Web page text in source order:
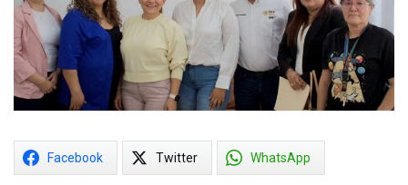
Facebook Twitter WhatsApp